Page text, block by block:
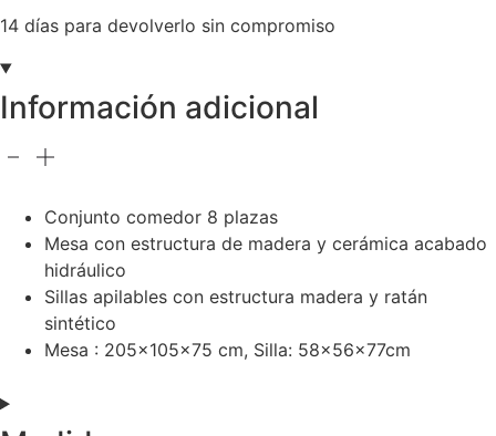
14 días para devolverlo sin compromiso
Información adicional
Conjunto comedor 8 plazas
Mesa con estructura de madera y cerámica acabado
hidráulico
Sillas apilables con estructura madera y ratán
sintético
Mesa : 205x105x75 cm, Silla: 58x56x77cm